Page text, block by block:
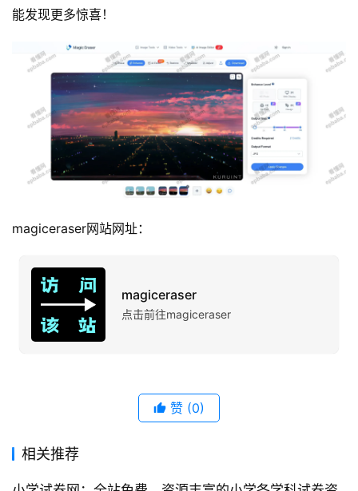
能发现更多惊喜！
magiceraser网站网址：
magiceraser
点击前往magiceraser
赞 (0)
相关推荐